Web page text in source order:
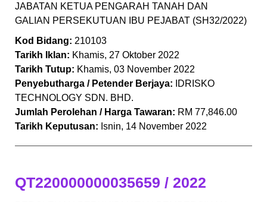
JABATAN KETUA PENGARAH TANAH DAN
GALIAN PERSEKUTUAN IBU PEJABAT (SH32/2022)
Kod Bidang: 210103
Tarikh Iklan: Khamis, 27 Oktober 2022
Tarikh Tutup: Khamis, 03 November 2022
Penyebutharga / Petender Berjaya:
IDRISKO
TECHNOLOGY SDN. BHD.
Jumlah Perolehan / Harga Tawaran: RM 77,846.00
Tarikh Keputusan: Isnin, 14 November 2022
QT220000000035659 / 2022